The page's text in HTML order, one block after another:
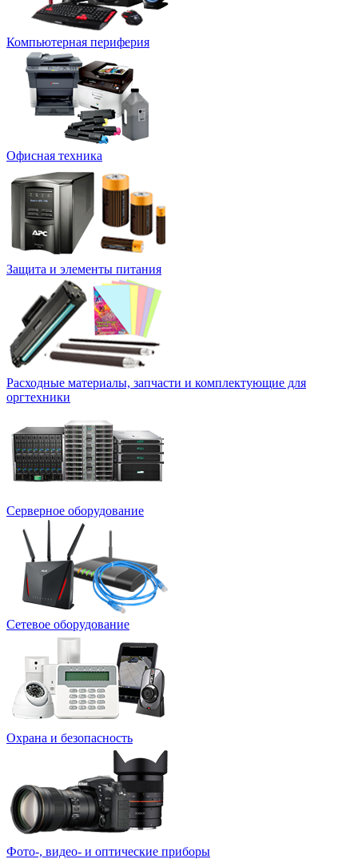
Компьютерная периферия
Офисная техника
Защита и элементы питания
Расходные материалы, запчасти и комплектующие для
оргтехники
Серверное оборудование
Сетевое оборудование
Охрана и безопасность
Фото-, видео- и оптические приборы